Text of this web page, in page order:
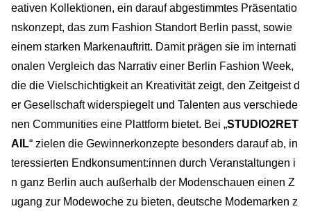
eativen Kollektionen, ein darauf abgestimmtes Präsentatio
nskonzept, das zum Fashion Standort Berlin passt, sowie
einem starken Markenauftritt. Damit prägen sie im internati
onalen Vergleich das Narrativ einer Berlin Fashion Week,
die die Vielschichtigkeit an Kreativität zeigt, den Zeitgeist d
er Gesellschaft widerspiegelt und Talenten aus verschiede
nen Communities eine Plattform bietet. Bei „STUDIO2RET
AIL“ zielen die Gewinnerkonzepte besonders darauf ab, in
teressierten Endkonsument:innen durch Veranstaltungen i
n ganz Berlin auch außerhalb der Modenschauen einen Z
ugang zur Modewoche zu bieten, deutsche Modemarken z